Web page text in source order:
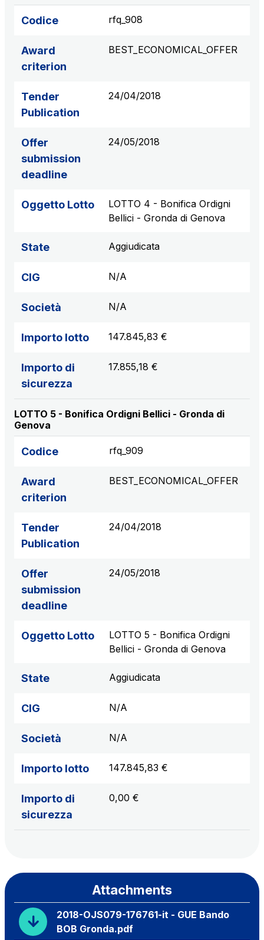
Codice rfq_908
Award
criterion
BEST_ECONOMICAL_OFFER
Tender
Publication
24/04/2018
Offer
submission
deadline
24/05/2018
Oggetto Lotto
LOTTO 4 - Bonifica Ordigni
Bellici - Gronda di Genova
State Aggiudicata
CIG N/A
Società N/A
Importo lotto 147.845,83 €
Importo di
sicurezza
17.855,18 €
LOTTO 5 - Bonifica Ordigni Bellici - Gronda di
Genova
Codice rfq_909
Award
criterion
BEST_ECONOMICAL_OFFER
Tender
Publication
24/04/2018
Offer
submission
deadline
24/05/2018
Oggetto Lotto
LOTTO 5 - Bonifica Ordigni
Bellici - Gronda di Genova
State Aggiudicata
CIG N/A
Società N/A
Importo lotto 147.845,83 €
Importo di
sicurezza
0,00 €
Attachments
2018-OJS079-176761-it - GUE Bando
BOB Gronda.pdf